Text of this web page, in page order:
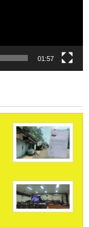
01:57